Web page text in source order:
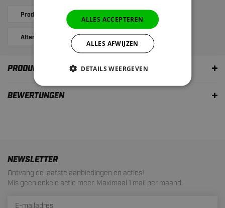
Produktbeschreibung Ergänzende Produkte
Alternatives Bewertungen
PRODUKTBESCHREIBUNG
BEWERTUNGEN
NEWSLETTER
Ontvang de laatste aanbiedingen en acties!
Mis geen enkele actie meer. Maximaal 1 mail per maand.
ALLES ACCEPTEREN
ALLES AFWIJZEN
DETAILS WEERGEVEN